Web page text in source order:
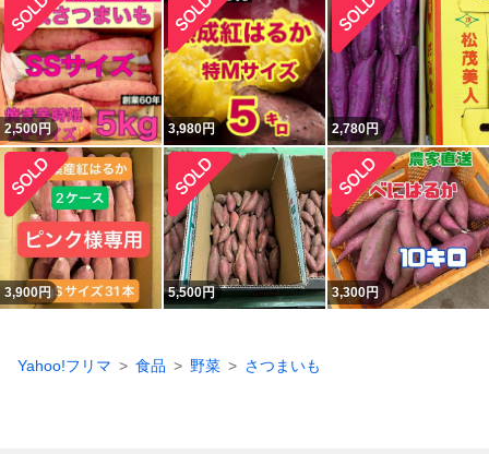
2,500円 3,980円 2,780円
3,900円 5,500円 3,300円
Yahoo!フリマ 食品 野菜 さつまいも